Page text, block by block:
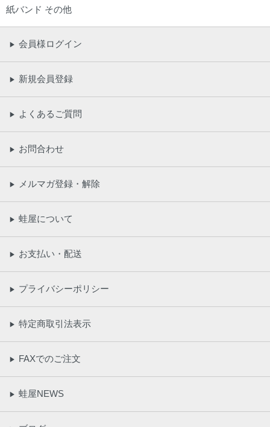
紙バンド その他
▶ 会員様ログイン
▶ 新規会員登録
▶ よくあるご質問
▶ お問合わせ
▶ メルマガ登録・解除
▶ 蛙屋について
▶ お支払い・配送
▶ プライバシーポリシー
▶ 特定商取引法表示
▶ FAXでのご注文
▶ 蛙屋NEWS